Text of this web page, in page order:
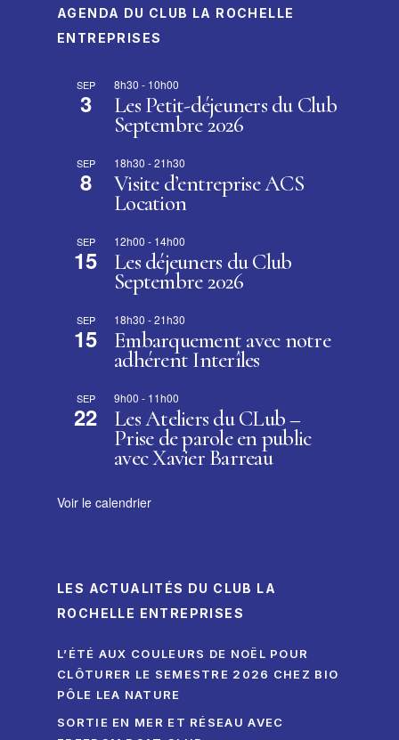
AGENDA DU CLUB LA ROCHELLE
ENTREPRISES
SEP
3
8h30 - 10h00
Les Petit-déjeuners du Club
Septembre 2026
SEP
8
18h30 -21h30
Visite d’entreprise ACS
Location
SEP
15
12h00 - 14h00
Les déjeuners du Club
Septembre 2026
SEP
15
18h30 -21h30
Embarquement avec notre
adhérent Interîles
SEP
22
9h00 - 11h00
Les Ateliers du CLub –
Prise de parole en public
avec Xavier Barreau
Voir le calendrier
LES ACTUALITÉS DU CLUB LA
ROCHELLE ENTREPRISES
L’ÉTÉ AUX COULEURS DE NOËL POUR
CLÔTURER LE SEMESTRE 2026 CHEZ BIO
PÔLE LEA NATURE
SORTIE EN MER ET RÉSEAU AVEC